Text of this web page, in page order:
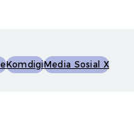
KomdigiMedia Sosial X